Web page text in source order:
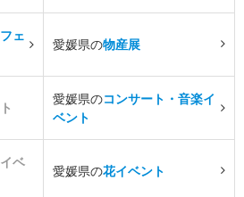
ェ
愛媛県の物産展
愛媛県のコンサート・音楽イ
ベント
ベ
愛媛県の花イベント